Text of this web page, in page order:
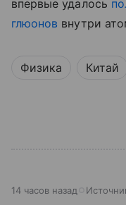
впервые удалось
глюонов внутри
Физика Китай
14 часов назад